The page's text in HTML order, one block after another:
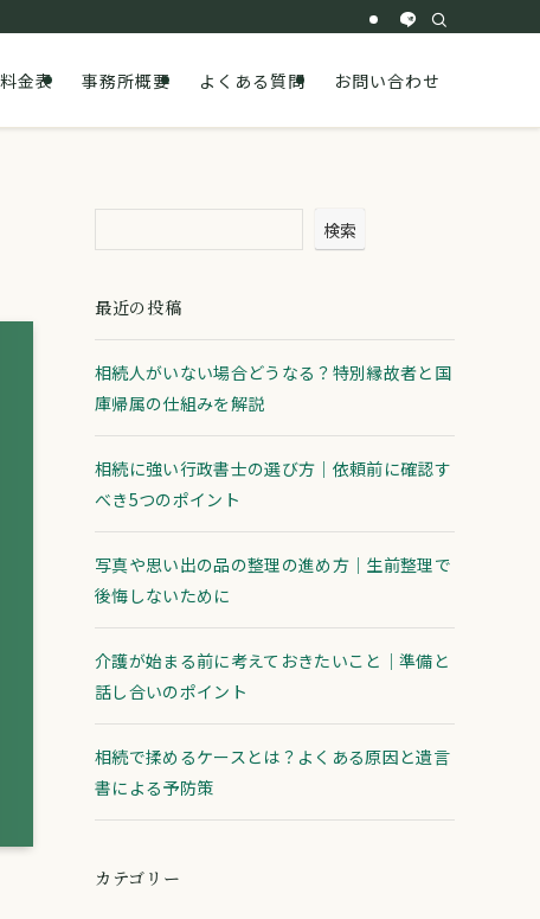
料金表 事務所概要 よくある質問 お問い合わせ
検索
最近の投稿
相続人がいない場合どうなる？特別縁故者と国
庫帰属の仕組みを解説
相続に強い行政書士の選び方｜依頼前に確認す
べき5つのポイント
写真や思い出の品の整理の進め方｜生前整理で
後悔しないために
介護が始まる前に考えておきたいこと｜準備と
話し合いのポイント
相続で揉めるケースとは？よくある原因と遺言
書による予防策
カテゴリー